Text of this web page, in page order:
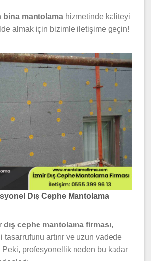
bina mantolama hizmetinde kaliteyi
almak için bizimle iletişime geçin!
Dış Cephe Mantolama
dış cephe mantolama firması,
tasarrufunu artırır ve uzun vadede
Peki, profesyonellik neden bu kadar